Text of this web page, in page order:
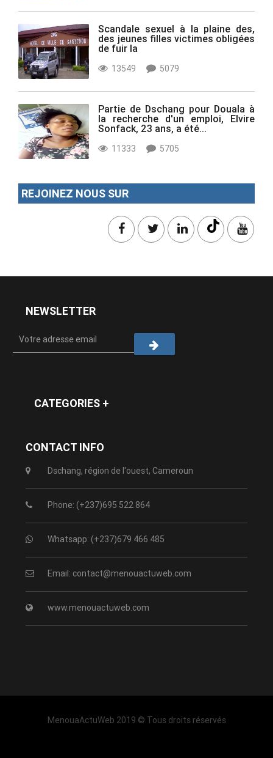
Scandale sexuel à la plaine des,
des jeunes filles victimes obligées
de fuir la
13549 5079
Partie de Dschang pour Douala à
la recherche d'un emploi, Elvire
Sonfack, 23 ans, a été...
11333 5705
REJOINEZ NOUS SUR
NEWSLETTER
CATEGORIES +
CONTACT INFO
Dschang, région de l'ouest, Cameroun
Phone: (+237)695 522 864
Whatsapp: (+237)679 466 485
Email: contact@menouactuweb.com
www.menouactuweb.com
MenouaActuWeb 2019 © Tous droits réservés